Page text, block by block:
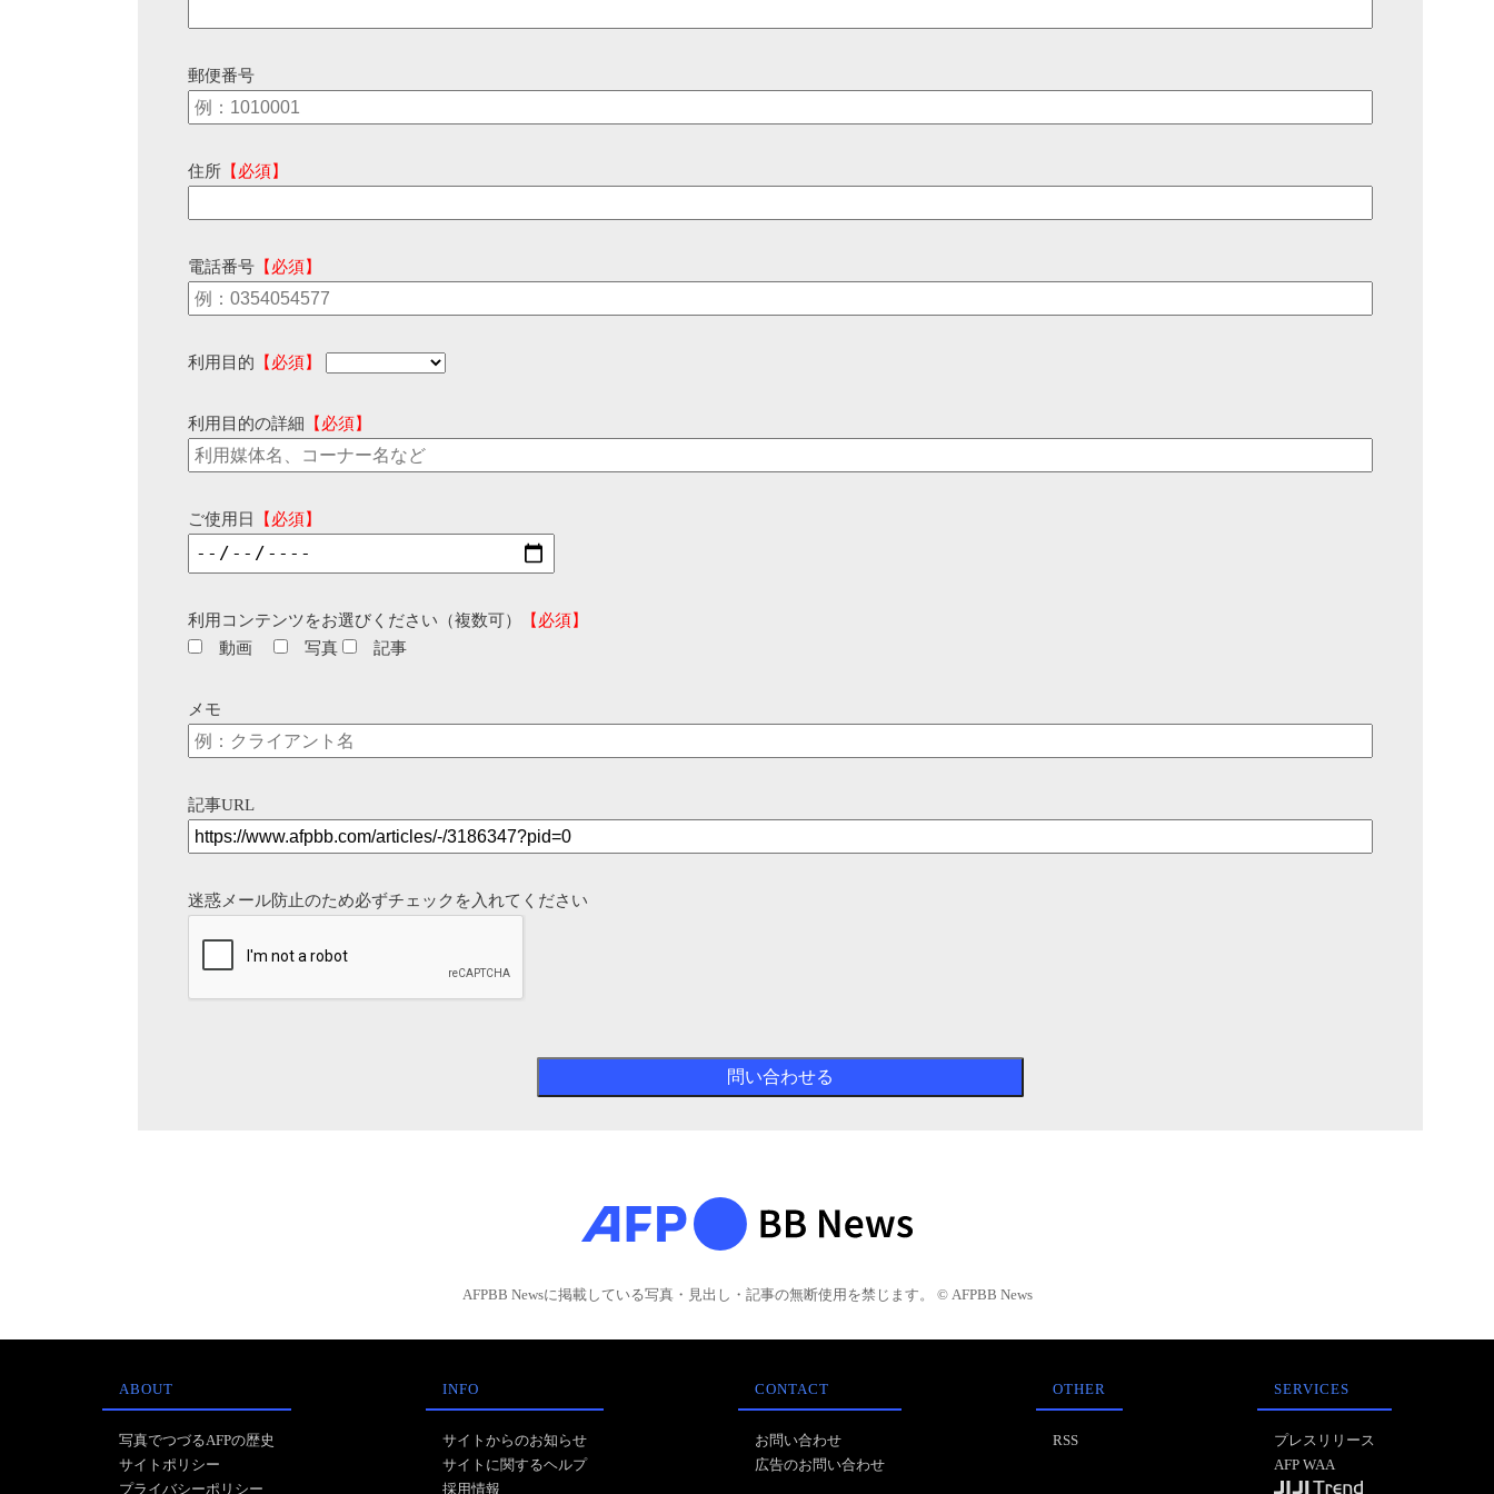
郵便番号
住所 【必須】
電話番号 【必須】
利用目的 【必須】
利用目的の詳細 【必須】
ご使用日 【必須】
利用コンテンツをお選びください（複数可）
【必須】
動画
写真 記事
メモ
記事URL
迷惑メール防止のため必ずチェックを入れてください
AFPBB Newsに掲載している写真・見出し・記事の無断使用を禁じます。 © AFPBB News
ABOUT
写真でつづるAFPの歴史
サイトポリシー
プライバシーポリシー
INFO
サイトからのお知らせ
サイトに関するヘルプ
採用情報
CONTACT
お問い合わせ
広告のお問い合わせ
OTHER
RSS
SERVICES
プレスリリース
AFP WAA